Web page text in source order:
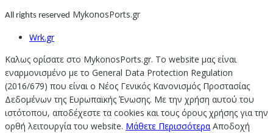
All rights reserved MykonosPorts.gr
Wrk.gr
Καλως ορίσατε στο MykonosPorts.gr. Το website μας είναι
εναρμονισμένο με το General Data Protection Regulation
(2016/679) που είναι ο Νέος Γενικός Κανονισμός Προστασίας
Δεδομένων της Ευρωπαϊκής Ένωσης. Με την χρήση αυτού του
ιστότοπου, αποδέχεστε τα cookies και τους όρους χρήσης για την
ορθή λειτουργία του website. Μάθετε Περισσότερα Αποδοχή